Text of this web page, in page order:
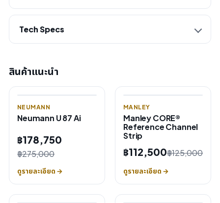
Tech Specs
สินค้าแนะนำ
NEUMANN
Neumann U 87 Ai
฿178,750
฿275,000
ดูรายละเอียด →
MANLEY
Manley CORE®
Reference Channel
Strip
฿112,500฿125,000
ดูรายละเอียด →